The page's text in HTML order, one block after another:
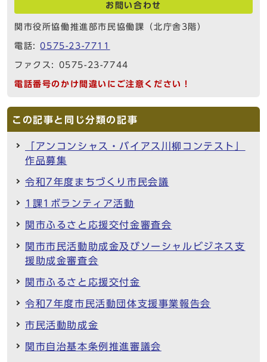
お問い合わせ
関市役所協働推進部市民協働課（北庁舎3階）
電話:0575-23-7711
ファクス: 0575-23-7744
電話番号のかけ間違いにご注意ください！
この記事と同じ分類の記事
「アンコンシャス・バイアス川柳コンテスト」
作品募集
令和7年度まちづくり市民会議
1課1ボランティア活動
関市ふるさと応援交付金審査会
関市市民活動助成金及びソーシャルビジネス支
援助成金審査会
関市ふるさと応援交付金
令和7年度市民活動団体支援事業報告会
市民活動助成金
関市自治基本条例推進審議会